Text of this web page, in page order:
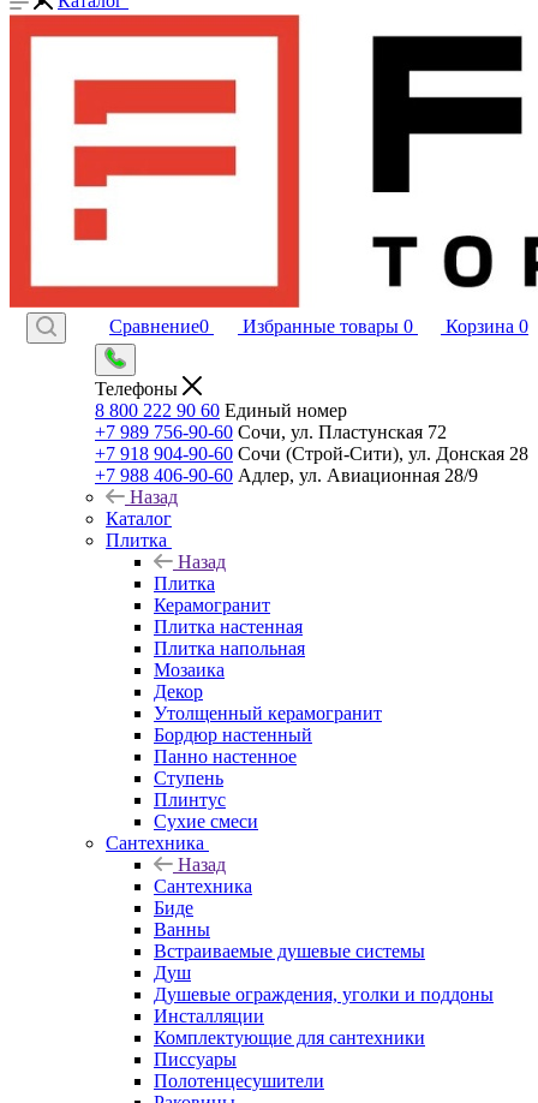
Сравнение0 Избранные товары 0 Корзина 0
Телефоны
8 800 222 90 60 Единый номер
+7 989 756-90-60 Сочи, ул. Пластунская 72
+7 918 904-90-60 Сочи (Строй-Сити), ул. Донская 28
+7 988 406-90-60 Адлер, ул. Авиационная 28/9
Назад
Каталог
Плитка
Назад
Плитка
Керамогранит
Плитка настенная
Плитка напольная
Мозаика
Декор
Утолщенный керамогранит
Бордюр настенный
Панно настенное
Ступень
Плинтус
Сухие смеси
Сантехника
Назад
Сантехника
Биде
Ванны
Встраиваемые душевые системы
Душ
Душевые ограждения, уголки и поддоны
Инсталляции
Комплектующие для сантехники
Писсуары
Полотенцесушители